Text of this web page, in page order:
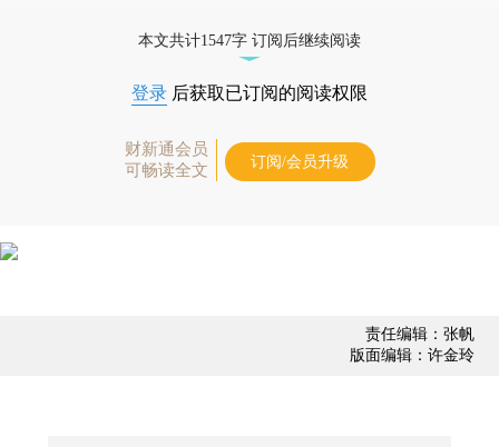
本文共计1547字 订阅后继续阅读
登录 后获取已订阅的阅读权限
财新通会员
可畅读全文
订阅/会员升级
责任编辑：张帆
版面编辑：许金玲